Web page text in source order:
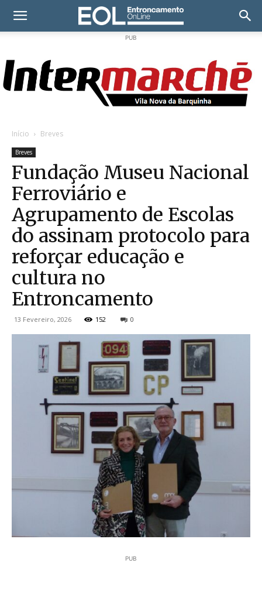
PUB
Início Breves
Breves
Fundação Museu Nacional
Ferroviário e
Agrupamento de Escolas
do assinam protocolo para
reforçar educação e
cultura no
Entroncamento
13 Fevereiro, 2026 152 0
PUB